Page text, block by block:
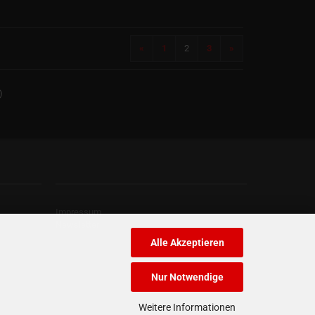
Alle Akzeptieren
Nur Notwendige
Weitere Informationen
« 1 2 3 »
Impressum